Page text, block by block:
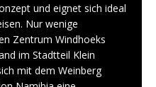
und eignet sich ideal
Nur wenige
Zentrum Windhoeks
im Stadtteil Klein
mit dem Weinberg